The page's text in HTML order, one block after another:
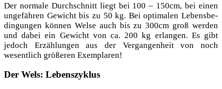
Der nor­ma­le Durch­schnitt liegt bei 100 – 150cm, bei einen
unge­fäh­ren Gewicht bis zu 50 kg. Bei opti­ma­len Lebens­be­
din­gun­gen kön­nen Wel­se auch bis zu 300cm groß wer­den
und dabei ein Gewicht von ca. 200 kg erlan­gen. Es gibt
jedoch Erzäh­lun­gen aus der Ver­gan­gen­heit von noch
wesent­lich grö­ße­ren Exemplaren!
Der Wels: Lebenszyklus